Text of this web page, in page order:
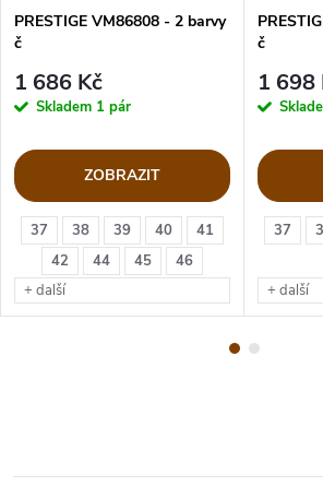
37 38 39 40
41
42
44 45
46
+ další
PRESTIGE VM86808 - 2 barvy
č
1 686 Kč
Skladem 1 pár
ZOBRAZIT
37
+ další
č
1 698